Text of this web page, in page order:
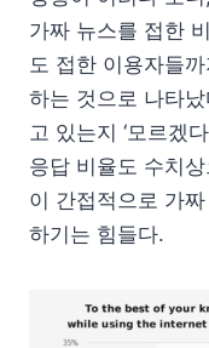
가짜 뉴스를 접한
도 접한 이용자들
하는 것으로 나타
고 있는지 ‘모르겠
응답 비율도 수치
이 간접적으로 가
하기는 힘들다.